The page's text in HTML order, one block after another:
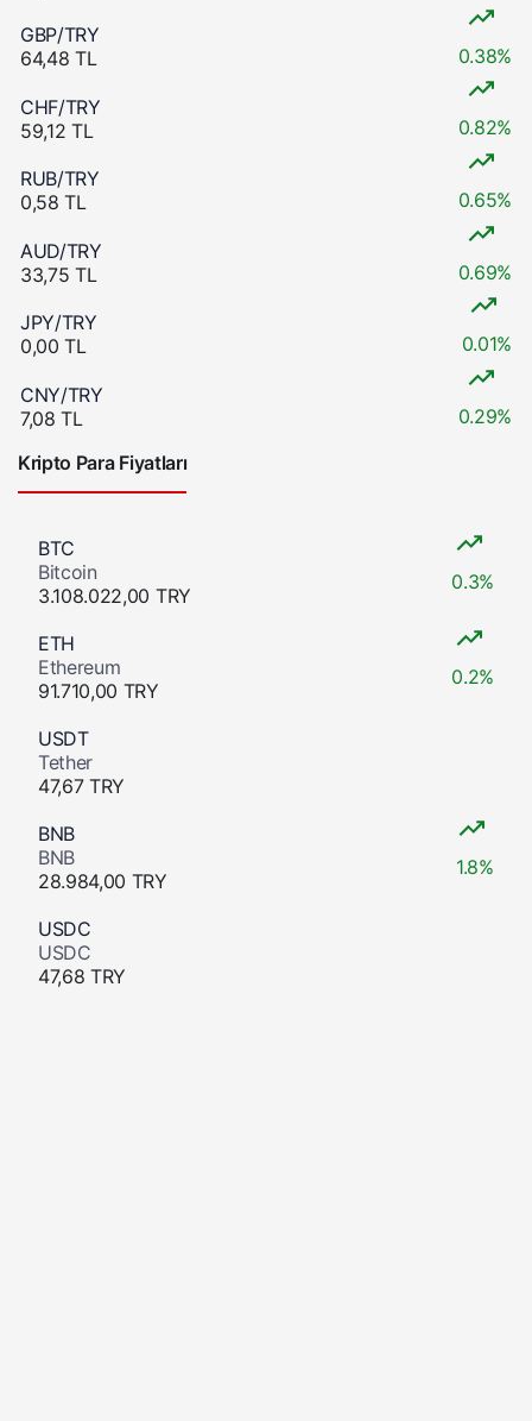
GBP/TRY
64,48 TL
0.38%
CHF/TRY
59,12 TL
0.82%
RUB/TRY
0,58 TL
0.65%
AUD/TRY
33,75 TL
0.69%
JPY/TRY
0,00 TL
0.01%
CNY/TRY
7,08 TL
0.29%
Kripto Para Fiyatları
BTC
Bitcoin
3.108.022,00 TRY
0.3%
ETH
Ethereum
91.710,00 TRY
0.2%
USDT
Tether
47,67 TRY
BNB
BNB
28.984,00 TRY
1.8%
USDC
USDC
47,68 TRY